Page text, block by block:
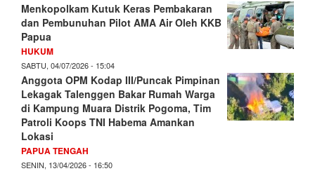
Menkopolkam Kutuk Keras Pembakaran
dan Pembunuhan Pilot AMA Air Oleh KKB
Papua
HUKUM
SABTU, 04/07/2026 - 15:04
Anggota OPM Kodap III/Puncak Pimpinan
Lekagak Talenggen Bakar Rumah Warga
di Kampung Muara Distrik Pogoma, Tim
Patroli Koops TNI Habema Amankan
Lokasi
PAPUA TENGAH
SENIN, 13/04/2026 - 16:50